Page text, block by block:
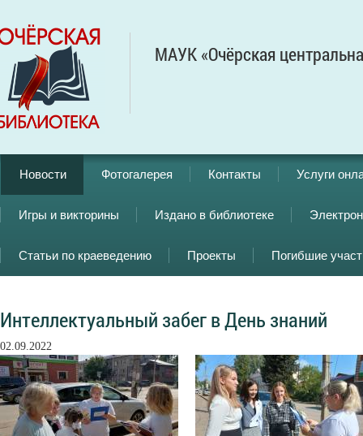
МАУК «Очёрская
Новости Фотогалерея Контакты Услуги
Игры и викторины Издано в библиотеке
Статьи по краеведению Проекты Погибшие
Интеллектуальный забег в День знаний
02.09.2022